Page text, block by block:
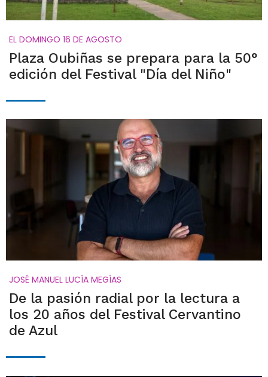
EL DOMINGO 16 DE AGOSTO
Plaza Oubiñas se prepara para la 50°
edición del Festival "Día del Niño"
JOSÉ MANUEL LUCÍA MEGÍAS
De la pasión radial por la lectura a
los 20 años del Festival Cervantino
de Azul